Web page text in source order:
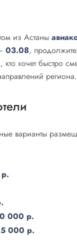
из Астаны
03.08,
хочет быстро
региона.
варианты
000 р.
000 р.